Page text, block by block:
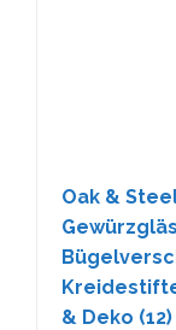
Oak &
& Deko (12)